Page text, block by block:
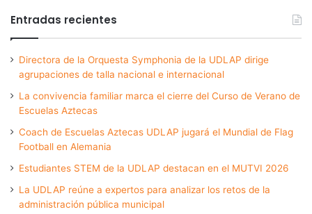
Entradas recientes
Directora de la Orquesta Symphonia de la UDLAP dirige
agrupaciones de talla nacional e internacional
La convivencia familiar marca el cierre del Curso de Verano de
Escuelas Aztecas
Coach de Escuelas Aztecas UDLAP jugará el Mundial de Flag
Football en Alemania
Estudiantes STEM de la UDLAP destacan en el MUTVI 2026
La UDLAP reúne a expertos para analizar los retos de la
administración pública municipal